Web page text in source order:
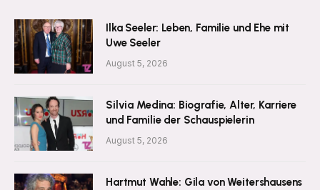
Ilka Seeler: Leben, Familie und Ehe mit
Uwe Seeler
August 5, 2026
Silvia Medina: Biografie, Alter, Karriere
und Familie der Schauspielerin
August 5, 2026
Hartmut Wahle: Gila von Weitershausens